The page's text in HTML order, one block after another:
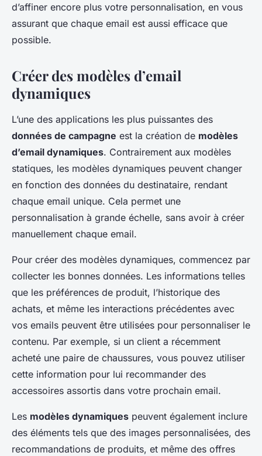
d’affiner encore plus votre personnalisation, en vous
assurant que chaque email est aussi efficace que
possible.
Créer des modèles d’email
dynamiques
L’une des applications les plus puissantes des
données de campagne est la création de modèles
d’email dynamiques. Contrairement aux modèles
statiques, les modèles dynamiques peuvent changer
en fonction des données du destinataire, rendant
chaque email unique. Cela permet une
personnalisation à grande échelle, sans avoir à créer
manuellement chaque email.
Pour créer des modèles dynamiques, commencez par
collecter les bonnes données. Les informations telles
que les préférences de produit, l’historique des
achats, et même les interactions précédentes avec
vos emails peuvent être utilisées pour personnaliser le
contenu. Par exemple, si un client a récemment
acheté une paire de chaussures, vous pouvez utiliser
cette information pour lui recommander des
accessoires assortis dans votre prochain email.
Les modèles dynamiques peuvent également inclure
des éléments tels que des images personnalisées, des
recommandations de produits, et même des offres